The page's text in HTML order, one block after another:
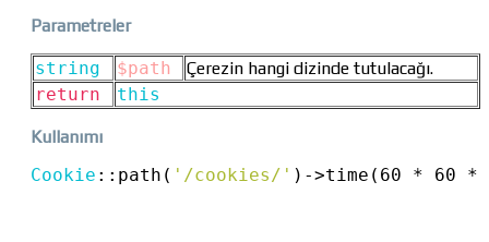
Parametreler
string $path
Çerezin hangi dizinde tutulacağı.
return
this
Kullanımı
Cookie :: path( '/cookies/' ) ->time(60 * 60 *